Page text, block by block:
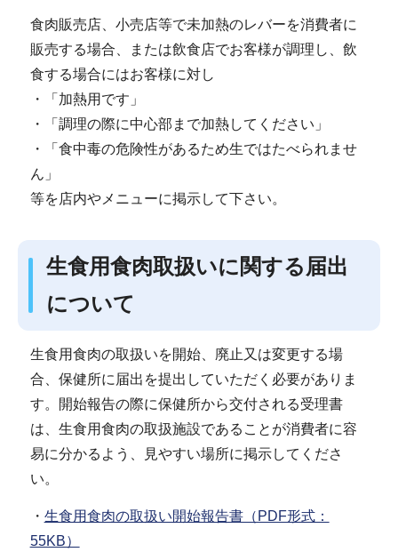
食肉販売店、小売店等で未加熱のレバーを消費者に
販売する場合、または飲食店でお客様が調理し、飲
食する場合にはお客様に対し
・「加熱用です」
・「調理の際に中心部まで加熱してください」
・「食中毒の危険性があるため生ではたべられませ
ん」
等を店内やメニューに掲示して下さい。
生食用食肉取扱いに関する届出
について
生食用食肉の取扱いを開始、廃止又は変更する場
合、保健所に届出を提出していただく必要がありま
す。開始報告の際に保健所から交付される受理書
は、生食用食肉の取扱施設であることが消費者に容
易に分かるよう、見やすい場所に掲示してくださ
い。
・ 生食用食肉の取扱い開始報告書（PDF形式：
55KB）